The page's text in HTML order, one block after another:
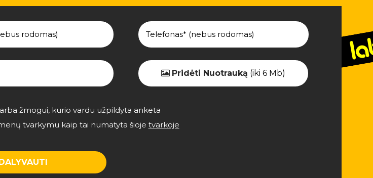
Pridėti Nuotrauką (iki 6 Mb)
žmogui, kurio vardu užpildyta anketa
tvarkymu kaip tai numatyta šioje tvarkoje